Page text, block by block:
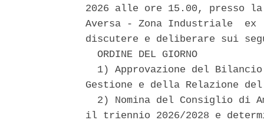
2026 alle ore 15.00, presso
Aversa - Zona Industriale
discutere e deliberare sui
  ORDINE DEL GIORNO
1) Approvazione del
Gestione e della Relazione
2) Nomina del Consiglio di
il triennio 2026/2028 e